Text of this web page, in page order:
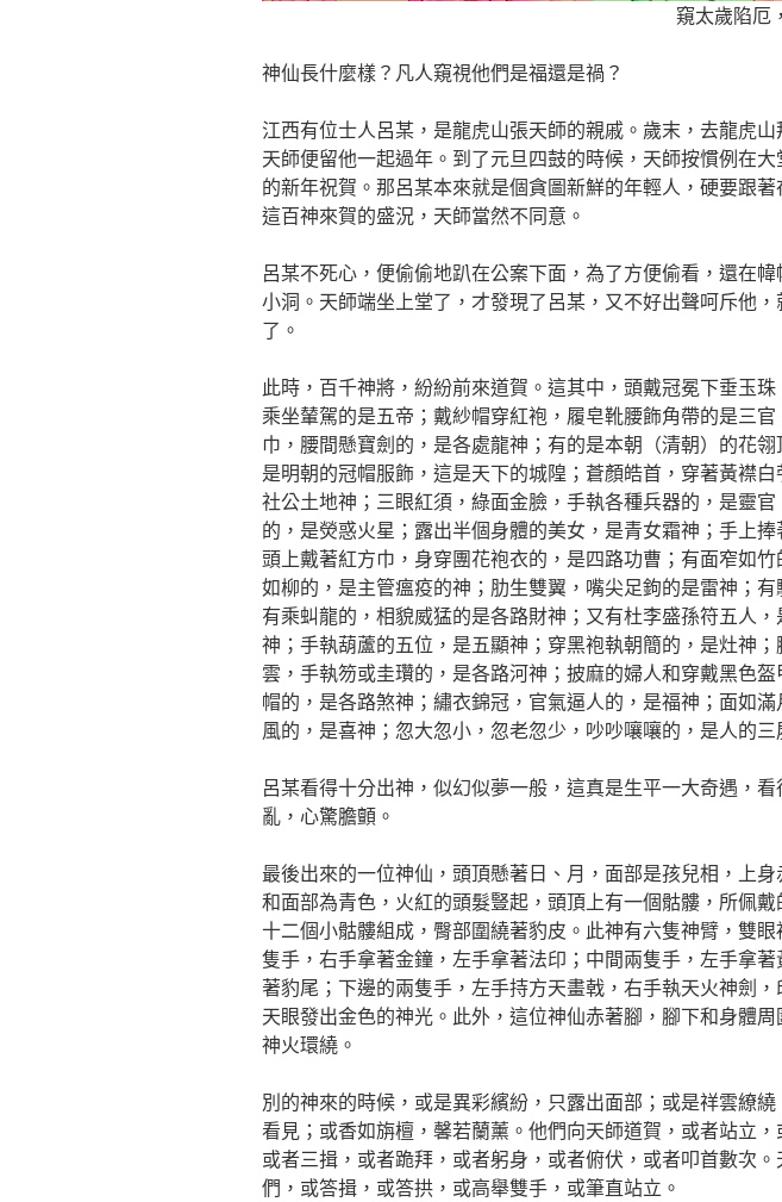
窺太歲陷厄
神仙長什麼樣？凡人窺視他們是福還是禍？
江西有位士人呂某，是龍虎山張天師的親戚。歲末，去龍虎山
天師便留他一起過年。到了元旦四鼓的時候，天師按慣例在大
的新年祝賀。那呂某本來就是個貪圖新鮮的年輕人，硬要跟著
這百神來賀的盛況，天師當然不同意。
呂某不死心，便偷偷地趴在公案下面，為了方便偷看，還在
小洞。天師端坐上堂了，才發現了呂某，又不好出聲呵斥他
了。
此時，百千神將，紛紛前來道賀。這其中，頭戴冠冕下垂玉
乘坐輦駕的是五帝；戴紗帽穿紅袍，履皂靴腰飾角帶的是三官
巾，腰間懸寶劍的，是各處龍神；有的是本朝（清朝）的花
是明朝的冠帽服飾，這是天下的城隍；蒼顏皓首，穿著黃襟白
社公土地神；三眼紅須，綠面金臉，手執各種兵器的，是靈
的，是熒惑火星；露出半個身體的美女，是青女霜神；手上捧
頭上戴著紅方巾，身穿團花袍衣的，是四路功曹；有面窄如竹
如柳的，是主管瘟疫的神；肋生雙翼，嘴尖足鉤的是雷神；有
有乘虯龍的，相貌威猛的是各路財神；又有杜李盛孫符五人
神；手執葫蘆的五位，是五顯神；穿黑袍執朝簡的，是灶神
雲，手執笏或圭瓚的，是各路河神；披麻的婦人和穿戴黑色盔
帽的，是各路煞神；繡衣錦冠，官氣逼人的，是福神；面如
風的，是喜神；忽大忽小，忽老忽少，吵吵嚷嚷的，是人的三
呂某看得十分出神，似幻似夢一般，這真是生平一大奇遇，
亂，心驚膽顫。
最後出來的一位神仙，頭頂懸著日、月，面部是孩兒相，上身
和面部為青色，火紅的頭髮豎起，頭頂上有一個骷髏，所佩戴
十二個小骷髏組成，臀部圍繞著豹皮。此神有六隻神臂，雙眼
隻手，右手拿著金鐘，左手拿著法印；中間兩隻手，左手拿
著豹尾；下邊的兩隻手，左手持方天畫戟，右手執天火神劍，
天眼發出金色的神光。此外，這位神仙赤著腳，腳下和身體周
神火環繞。
別的神來的時候，或是異彩繽紛，只露出面部；或是祥雲繚
看見；或香如旃檀，馨若蘭薰。他們向天師道賀，或者站立，
或者三揖，或者跪拜，或者躬身，或者俯伏，或者叩首數次
們，或答揖，或答拱，或高舉雙手，或筆直站立。